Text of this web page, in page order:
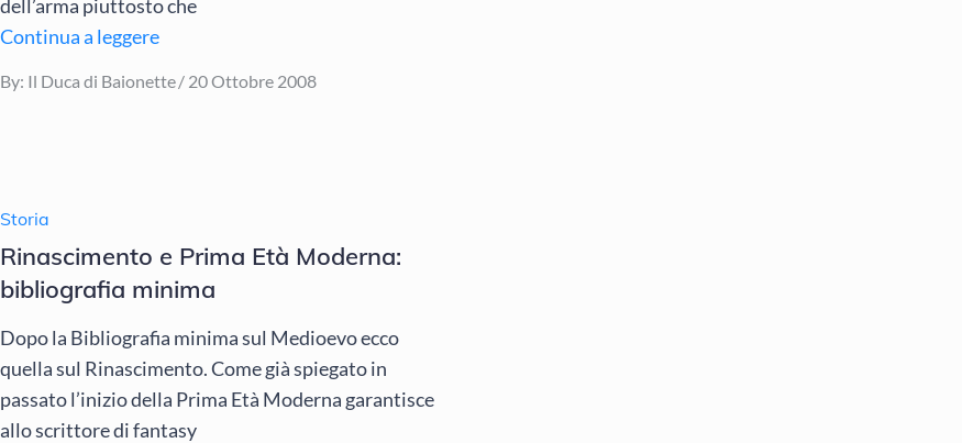
dell’arma piuttosto che
Continua a leggere
By: Il Duca di Baionette
Posted
20 Ottobre 2008
Storia
Rinascimento e Prima Età Moderna:
bibliografia minima
Dopo la Bibliografia minima sul Medioevo ecco
quella sul Rinascimento. Come già spiegato in
passato l’inizio della Prima Età Moderna garantisce
allo scrittore di fantasy